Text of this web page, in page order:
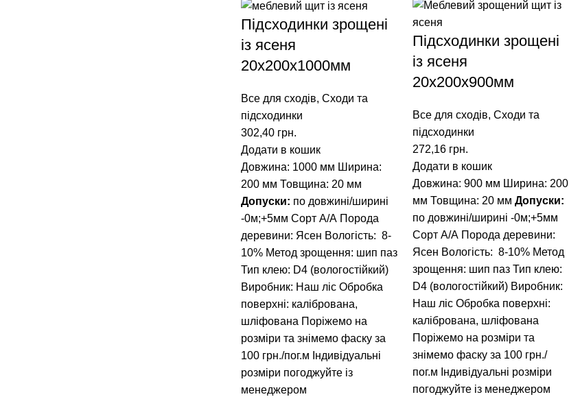
Підсходинки зрощені
із ясеня
20x200x1000мм
Все для сходів, Сходи та
підсходинки
302,40 грн.
Додати в кошик
Довжина: 1000 мм Ширина:
200 мм Товщина: 20 мм
Допуски: по довжині/ширині
-0м;+5мм Сорт А/А Порода
деревини: Ясен Вологість: 8-
10% Метод зрощення: шип паз
Тип клею: D4 (вологостійкий)
Виробник: Наш ліс Обробка
поверхні: калібрована,
шліфована Поріжемо на
розміри та знімемо фаску за
100 грн./пог.м Індивідуальні
розміри погоджуйте із
менеджером
Підсходинки зрощені
із ясеня
20x200x900мм
Все для сходів, Сходи та
підсходинки
272,16 грн.
Додати в кошик
Довжина: 900 мм Ширина: 200
мм Товщина: 20 мм Допуски:
по довжині/ширині -0м;+5мм
Сорт А/А Порода деревини:
Ясен Вологість: 8-10% Метод
зрощення: шип паз Тип клею:
D4 (вологостійкий) Виробник:
Наш ліс Обробка поверхні:
калібрована, шліфована
Поріжемо на розміри та
знімемо фаску за 100 грн./
пог.м Індивідуальні розміри
погоджуйте із менеджером